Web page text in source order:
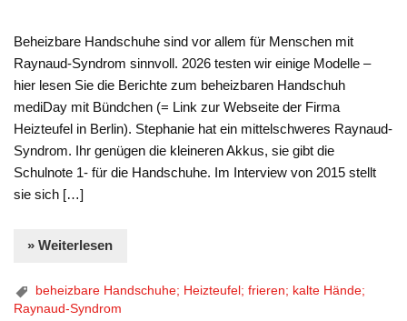
Beheizbare Handschuhe sind vor allem für Menschen mit
Raynaud-Syndrom sinnvoll. 2026 testen wir einige Modelle –
hier lesen Sie die Berichte zum beheizbaren Handschuh
mediDay mit Bündchen (= Link zur Webseite der Firma
Heizteufel in Berlin). Stephanie hat ein mittelschweres Raynaud-
Syndrom. Ihr genügen die kleineren Akkus, sie gibt die
Schulnote 1- für die Handschuhe. Im Interview von 2015 stellt
sie sich […]
» Weiterlesen
beheizbare Handschuhe; Heizteufel; frieren; kalte Hände;
Raynaud-Syndrom